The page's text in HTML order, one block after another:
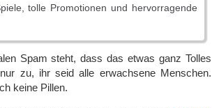
tolle Promotionen und hervorragende
Spam steht, dass das etwas ganz Tolles
zu, ihr seid alle erwachsene Menschen.
keine Pillen.